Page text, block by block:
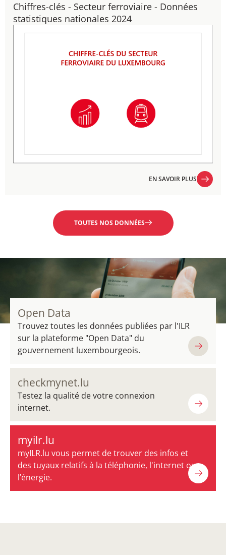
Chiffres-clés - Secteur ferroviaire - Données
statistiques nationales 2024
EN SAVOIR PLUS
TOUTES NOS DONNÉES
Open Data
Trouvez toutes les données publiées par l'ILR
sur la plateforme "Open Data" du
gouvernement luxembourgeois.
checkmynet.lu
Testez la qualité de votre connexion
internet.
myilr.lu
myILR.lu vous permet de trouver des infos et
des tuyaux relatifs à la téléphonie, l'internet ou
l’énergie.